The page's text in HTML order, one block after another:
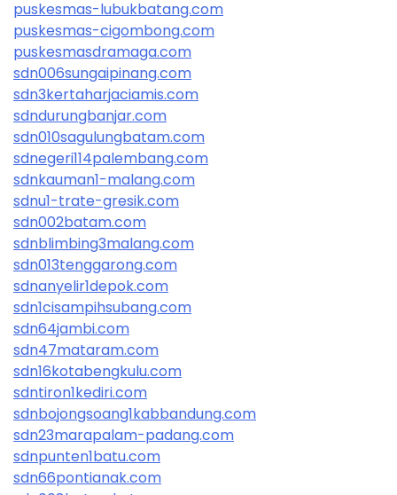
puskesmas-lubukbatang.com
puskesmas-cigombong.com
puskesmasdramaga.com
sdn006sungaipinang.com
sdn3kertaharjaciamis.com
sdndurungbanjar.com
sdn010sagulungbatam.com
sdnegeri114palembang.com
sdnkauman1-malang.com
sdnu1-trate-gresik.com
sdn002batam.com
sdnblimbing3malang.com
sdn013tenggarong.com
sdnanyelir1depok.com
sdn1cisampihsubang.com
sdn64jambi.com
sdn47mataram.com
sdn16kotabengkulu.com
sdntiron1kediri.com
sdnbojongsoang1kabbandung.com
sdn23marapalam-padang.com
sdnpunten1batu.com
sdn66pontianak.com